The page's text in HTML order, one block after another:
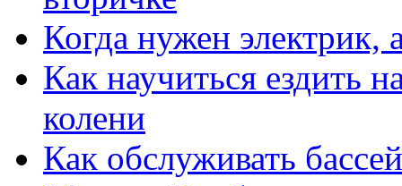
Когда нужен электрик,
Как научиться ездить
колени
Как обслуживать